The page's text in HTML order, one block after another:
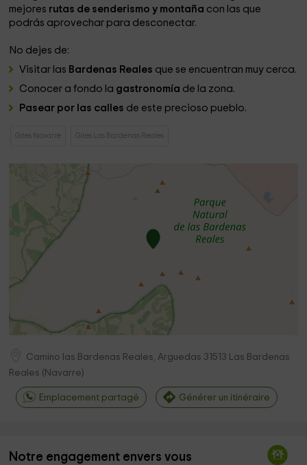
mejores rutas de senderismo y montaña con las que
podrás aprovechar para desconectar.
No dejes de:
Visitar las Bardenas Reales que se encuentran muy cerca.
Conocer a fondo la gastronomía de la zona.
Pasear por las calles de este precioso pueblo.
Gites Navarre Gites Las Bardenas Reales
Camino las Bardenas Reales, Arguedas 31513 Las Bardenas
Reales ( Navarre)
Emplacement partagé Générer un itinéraire
Notre engagement envers vous